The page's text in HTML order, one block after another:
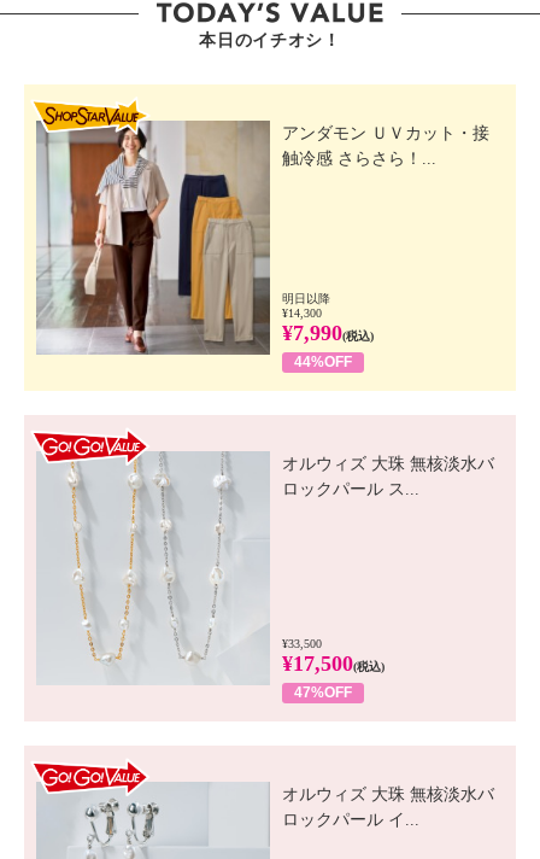
本日のイチオシ！
アンダモン ＵＶカット・接
触冷感 さらさら！...
明日以降
¥14,300
¥7,990(税込)
44%OFF
オルウィズ 大珠 無核淡水バ
ロックパール ス...
¥33,500
¥17,500(税込)
47%OFF
オルウィズ 大珠 無核淡水バ
ロックパール イ...